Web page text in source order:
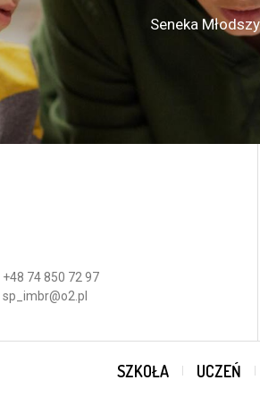
Seneka Młodszy
+48 74 850 72 97
sp_imbr@o2.pl
SZKOŁA UCZEŃ